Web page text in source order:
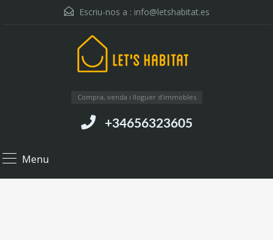
Escriu-nos a : info@letshabitat.es
Compra, venda i lloguer d'immobles
+34656323605
Menu